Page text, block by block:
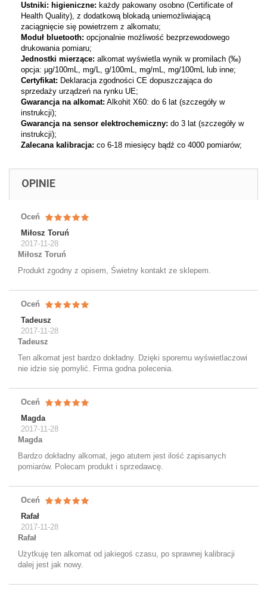
Ustniki: higieniczne: każdy pakowany osobno (Certificate of
Health Quality), z dodatkową blokadą uniemożliwiającą
zaciągnięcie się powietrzem z alkomatu;
Moduł bluetooth: opcjonalnie możliwość bezprzewodowego
drukowania pomiaru;
Jednostki mierzące: alkomat wyświetla wynik w promilach (‰)
opcja: µg/100mL, mg/L, g/100mL, mg/mL, mg/100mL lub inne;
Certyfikat: Deklaracja zgodności CE dopuszczająca do
sprzedaży urządzeń na rynku UE;
Gwarancja na alkomat: Alkohit X60: do 6 lat (szczegóły w
instrukcji);
Gwarancja na sensor elektrochemiczny: do 3 lat (szczegóły w
instrukcji);
Zalecana kalibracja: co 6-18 miesięcy bądź co 4000 pomiarów;
OPINIE
Oceń
Miłosz Toruń
2017-11-28
Miłosz Toruń
Produkt zgodny z opisem, Świetny kontakt ze sklepem.
Oceń
Tadeusz
2017-11-28
Tadeusz
Ten alkomat jest bardzo dokładny. Dzięki sporemu wyświetlaczowi
nie idzie się pomylić. Firma godna polecenia.
Oceń
Magda
2017-11-28
Magda
Bardzo dokładny alkomat, jego atutem jest ilość zapisanych
pomiarów. Polecam produkt i sprzedawcę.
Oceń
Rafał
2017-11-28
Rafał
Użytkuję ten alkomat od jakiegoś czasu, po sprawnej kalibracji
dalej jest jak nowy.